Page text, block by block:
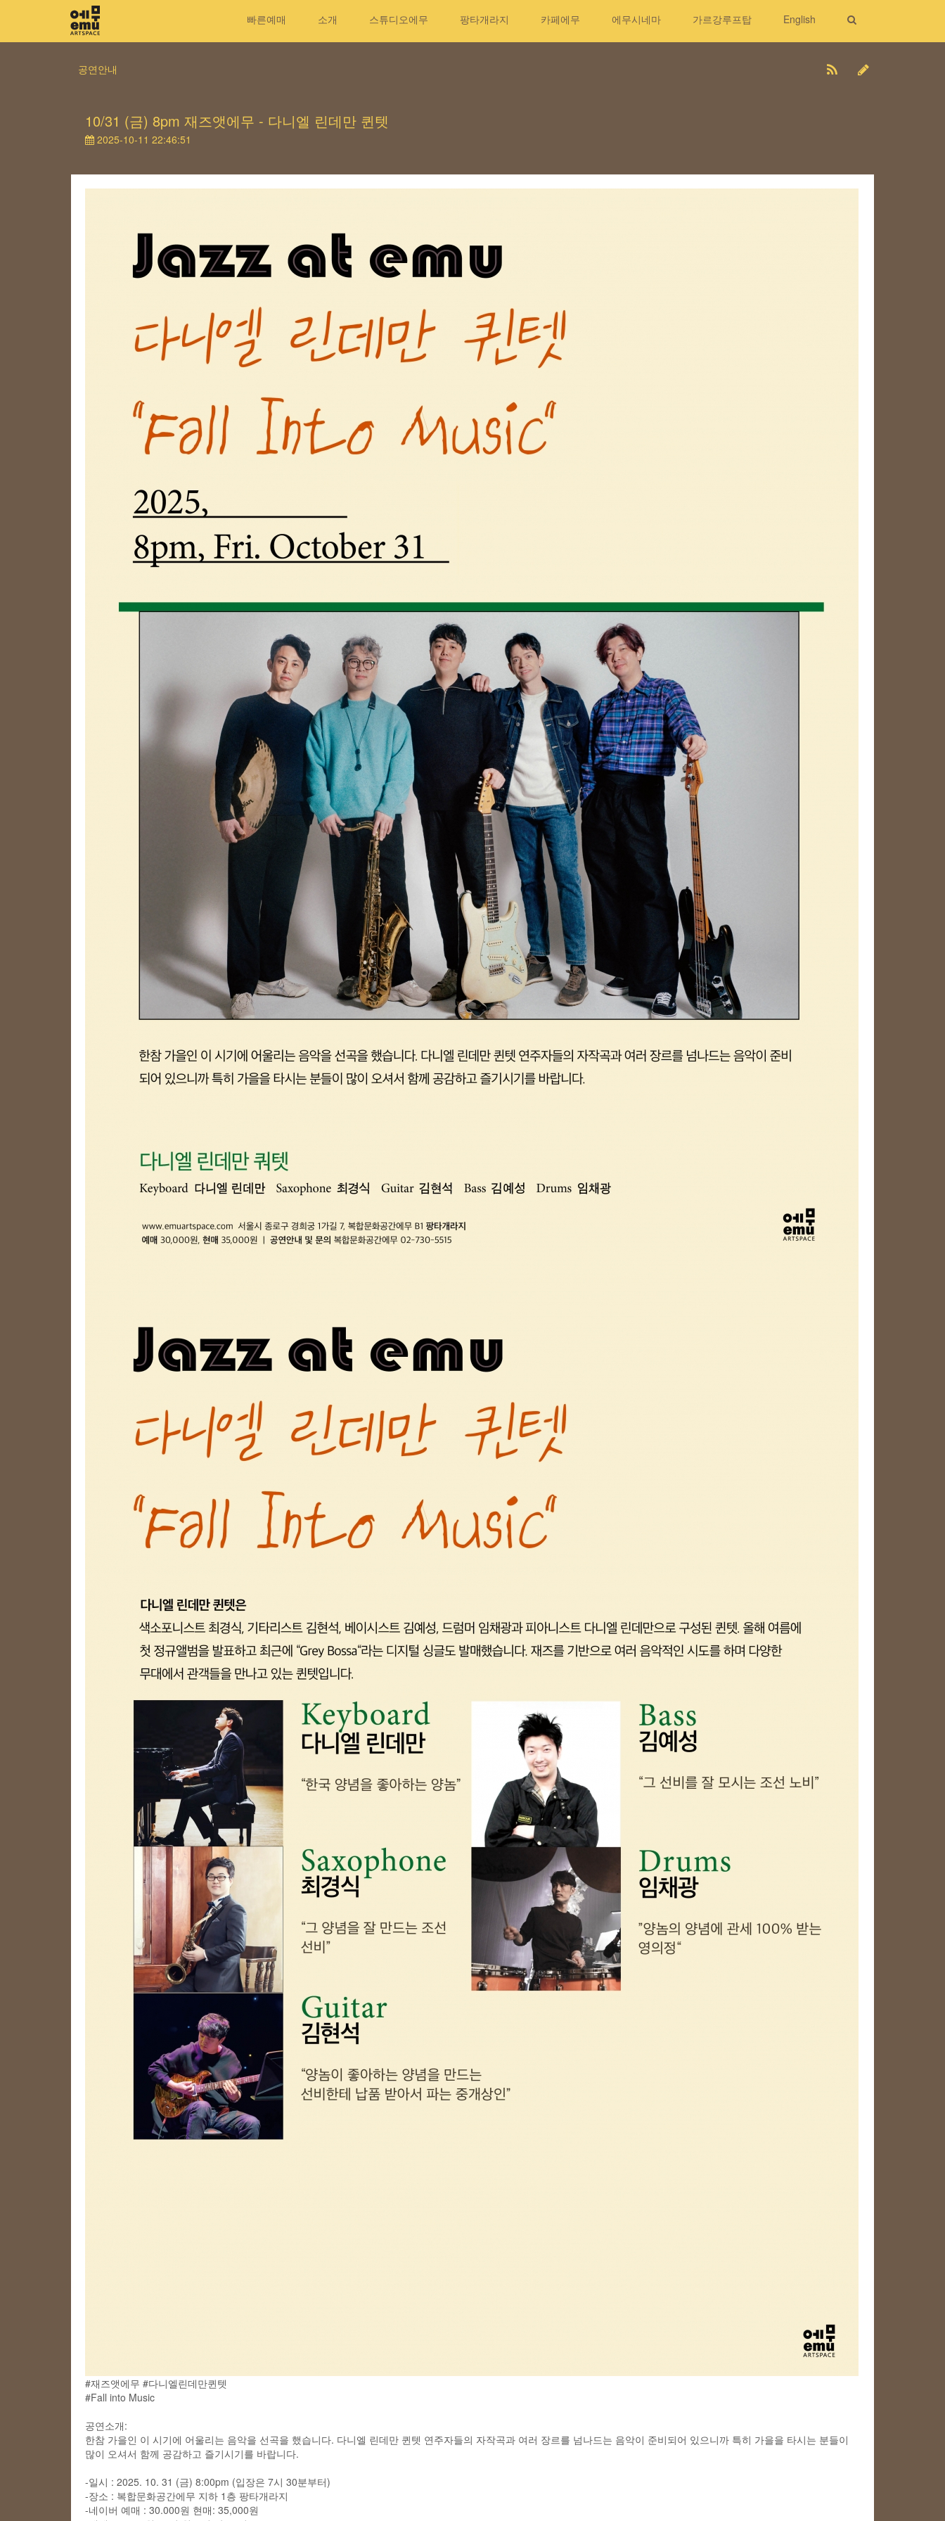
빠른예매 소개 스튜디오에무 팡타개라지 카페에무 에무시네마 가르강루프탑 English
공연안내
10/31 (금) 8pm 재즈앳에무 - 다니엘 린데만 퀸텟
2025-10-11 22:46:51
#재즈앳에무 #다니엘린데만퀸텟
#Fall into Music
공연소개:
한참 가을인 이 시기에 어울리는 음악을 선곡을 했습니다. 다니엘 린데만 퀸텟 연주자들의 자작곡과 여러 장르를 넘나드는 음악이 준비되어 있으니까 특히 가을을 타시는 분들이
많이 오셔서 함께 공감하고 즐기시기를 바랍니다.
-일시 : 2025. 10. 31 (금) 8:00pm (입장은 7시 30분부터)
-장소 : 복합문화공간에무 지하 1층 팡타개라지
-네이버 예매 : 30.000원 현매: 35,000원